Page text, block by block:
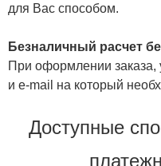
для Вас способом.
Безналичный расчет
При оформлении заказа,
и e-mail на который
Доступные